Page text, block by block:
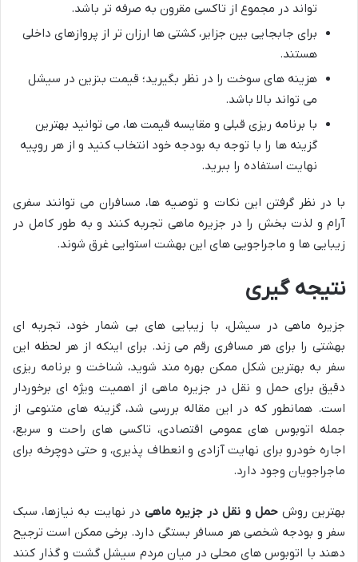
تواند در مجموع از تاکسی مقرون به صرفه تر باشد.
برای جابجایی بین جزایر، کشتی ها ارزان تر از پروازهای داخلی
هستند.
هزینه های سوخت را در نظر بگیرید؛ قیمت بنزین در سیشل
می تواند بالا باشد.
با برنامه ریزی قبلی و مقایسه قیمت ها، می توانید بهترین
گزینه ها را با توجه به بودجه خود انتخاب کنید و از هر روپیه
نهایت استفاده را ببرید.
با در نظر گرفتن این نکات و توصیه ها، مسافران می توانند سفری
آرام و لذت بخش را در جزیره ماهی تجربه کنند و به طور کامل در
زیبایی ها و ماجراجویی های این بهشت استوایی غرق شوند.
نتیجه گیری
جزیره ماهی در سیشل، با زیبایی های بی شمار خود، تجربه ای
بهشتی را برای هر مسافری رقم می زند. برای اینکه از هر لحظه این
سفر به بهترین شکل ممکن بهره مند شوید، شناخت و برنامه ریزی
دقیق برای حمل و نقل در جزیره ماهی از اهمیت ویژه ای برخوردار
است. همانطور که در این مقاله بررسی شد، گزینه های متنوعی از
جمله اتوبوس های عمومی اقتصادی، تاکسی های راحت و سریع،
اجاره خودرو برای نهایت آزادی و انعطاف پذیری، و حتی دوچرخه برای
ماجراجویان وجود دارد.
بهترین روشحمل و نقل در جزیره ماهی در نهایت به نیازها، سبک
سفر و بودجه شخصی هر مسافر بستگی دارد. برخی ممکن است ترجیح
دهند با اتوبوس های محلی در میان مردم سیشل گشت و گذار کنند